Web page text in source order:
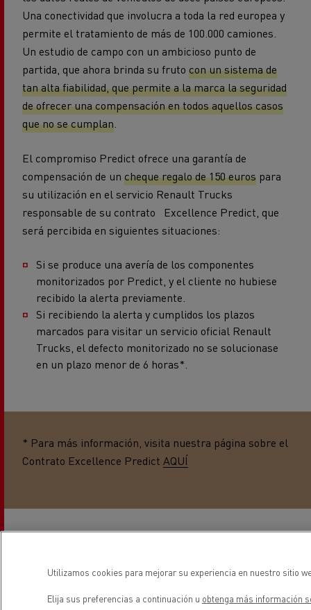
permite el tratamiento de más de 100.000 camiones.
Un estudio de campo con un ambicioso punto de
partida, que ahora brinda su fruto con un sistema de
tan alta fiabilidad, que permite a la marca la seguridad
de ofrecer una compensación en todos aquellos casos
que no se cumplan.
El compromiso Predict ofrece una garantía de
compensación de uncheque regalo de 150 euros
su utilización en el servicio Renault Trucks
responsable de su contrato Excellence Predict, que
será percibida en siguientes situaciones:
Si se produce una avería de los componentes
monitorizados por Predict, y el cliente no hubiese
recibido la alerta previamente.
Si recibiendo la alerta y cumplidos los plazos
marcados para visitar un servicio oficial Renault
Trucks, el defecto monitorizado no se solucionase
en un plazo menor de 6 horas*.
Contrato Excellence Predict
dos procesos de control en tiempo real. El primero,
que abarca el control de los códigos de defecto de las
paralizaciones que se producen en carretera. Y el
Utilizamos cookies para mejorar su experiencia en nuestro sitio
Elija sus preferencias a continuación u obtenga más información